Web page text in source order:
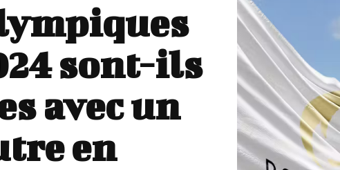
sont-ils
avec un
en